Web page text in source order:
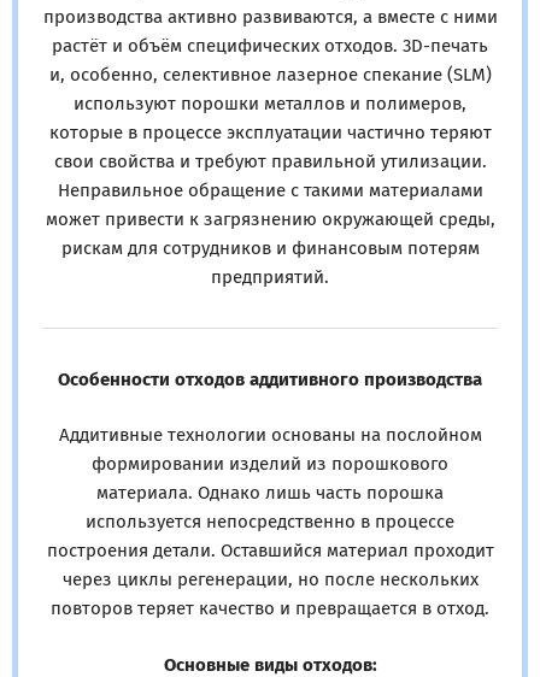
производства активно развиваются, а вместе с ними
растёт и объём специфических отходов. 3D-печать
и, особенно, селективное лазерное спекание (SLM)
используют порошки металлов и полимеров,
которые в процессе эксплуатации частично теряют
свои свойства и требуют правильной утилизации.
Неправильное обращение с такими материалами
может привести к загрязнению окружающей среды,
рискам для сотрудников и финансовым потерям
предприятий.
Особенности отходов аддитивного производства
Аддитивные технологии основаны на послойном
формировании изделий из порошкового
материала. Однако лишь часть порошка
используется непосредственно в процессе
построения детали. Оставшийся материал проходит
через циклы регенерации, но после нескольких
повторов теряет качество и превращается в отход.
Основные виды отходов: